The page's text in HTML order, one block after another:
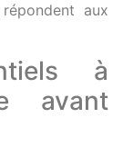
aux
à
avant